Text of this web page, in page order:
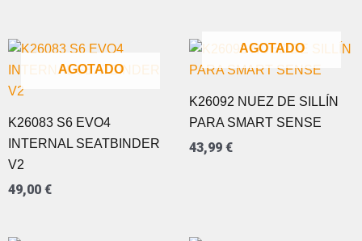
AGOTADO
K26083 S6 EVO4
INTERNAL SEATBINDER
V2
49,00 €
AGOTADO
K26092 NUEZ DE SILLÍN
PARA SMART SENSE
43,99 €